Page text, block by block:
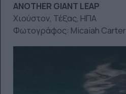
ANOTHER GIANT LEAP
Χιούστον, Τέξας, ΗΠΑ
Φωτογράφος: Micaiah Carter